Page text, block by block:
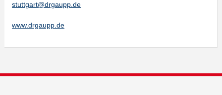
stuttgart@drgaupp.de
www.drgaupp.de